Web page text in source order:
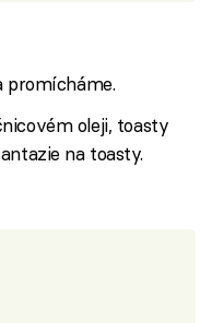
promícháme.
oleji, toasty
na toasty.